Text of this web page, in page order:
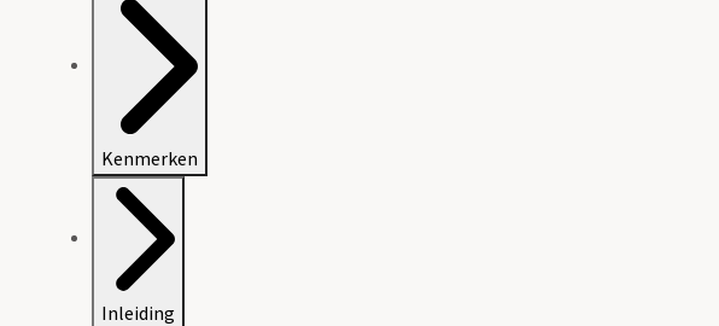
Kenmerken
Inleiding